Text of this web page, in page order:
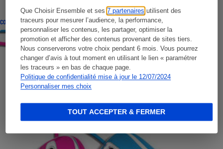
Que Choisir Ensemble et ses7 partenaires utilisent des
traceurs pour mesurer l’audience, la performance,
personnaliser les contenus, les partager, optimiser la
promotion et afficher des contenus provenant de sites tiers.
Nous conserverons votre choix pendant 6 mois. Vous pourrez
changer d’avis à tout moment en utilisant le lien « paramétrer
les traceurs » en bas de chaque page.
Politique de confidentialité mise à jour le 12/07/2024
Personnaliser mes choix
TOUT ACCEPTER & FERMER
CONSEILS